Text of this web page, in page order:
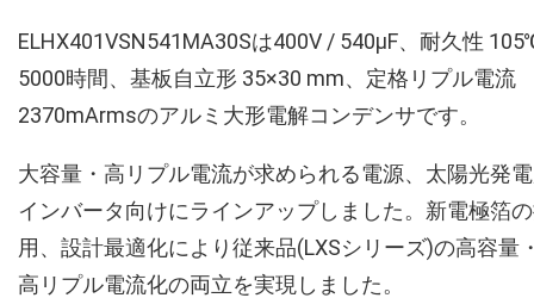
ELHX401VSN541MA30Sは400V / 540µF、耐久性
5000時間、基板自立形 35×30 mm、定格リプル電流
2370mArmsのアルミ大形電解コンデンサです。
大容量・高リプル電流が求められる電源、太陽光発
インバータ向けにラインアップしました。新電極箔
用、設計最適化により従来品(LXSシリーズ)の高容量
高リプル電流化の両立を実現しました。